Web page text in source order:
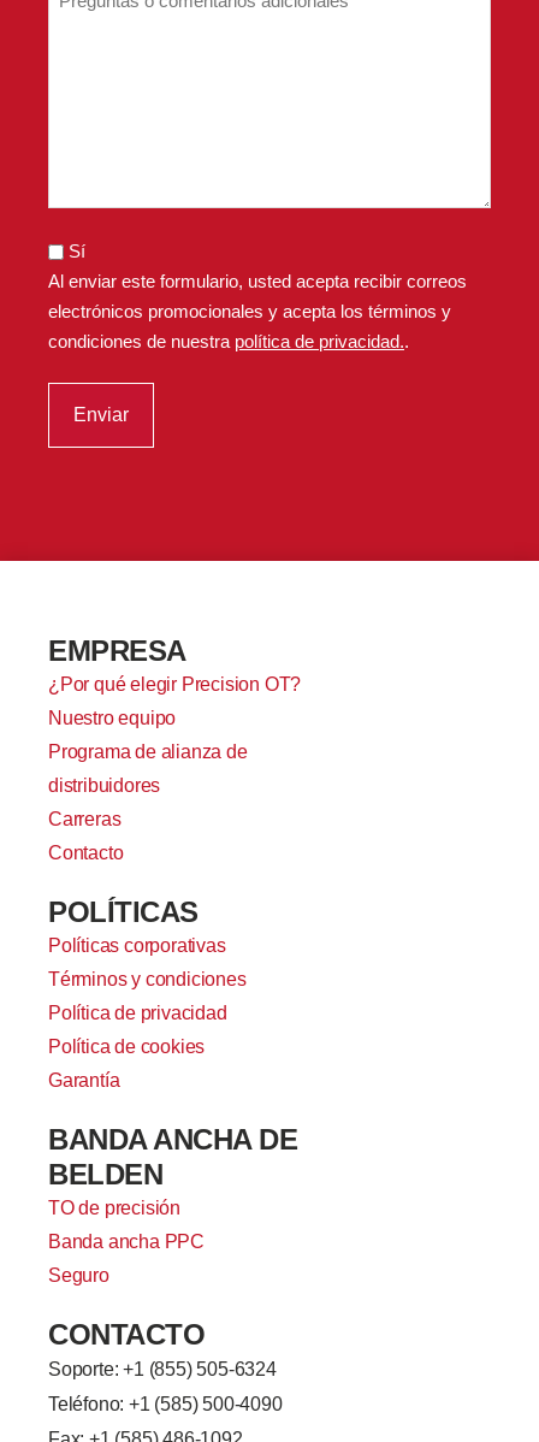
Sí
Al enviar este formulario, usted acepta recibir correos
electrónicos promocionales y acepta los términos y
condiciones de nuestra política de privacidad..
EMPRESA
¿Por qué elegir Precision OT?
Nuestro equipo
Programa de alianza de
distribuidores
Carreras
Contacto
POLÍTICAS
Políticas corporativas
Términos y condiciones
Política de privacidad
Política de cookies
Garantía
BANDA ANCHA DE
BELDEN
TO de precisión
Banda ancha PPC
Seguro
CONTACTO
Soporte: +1 (855) 505-6324
Teléfono: +1 (585) 500-4090